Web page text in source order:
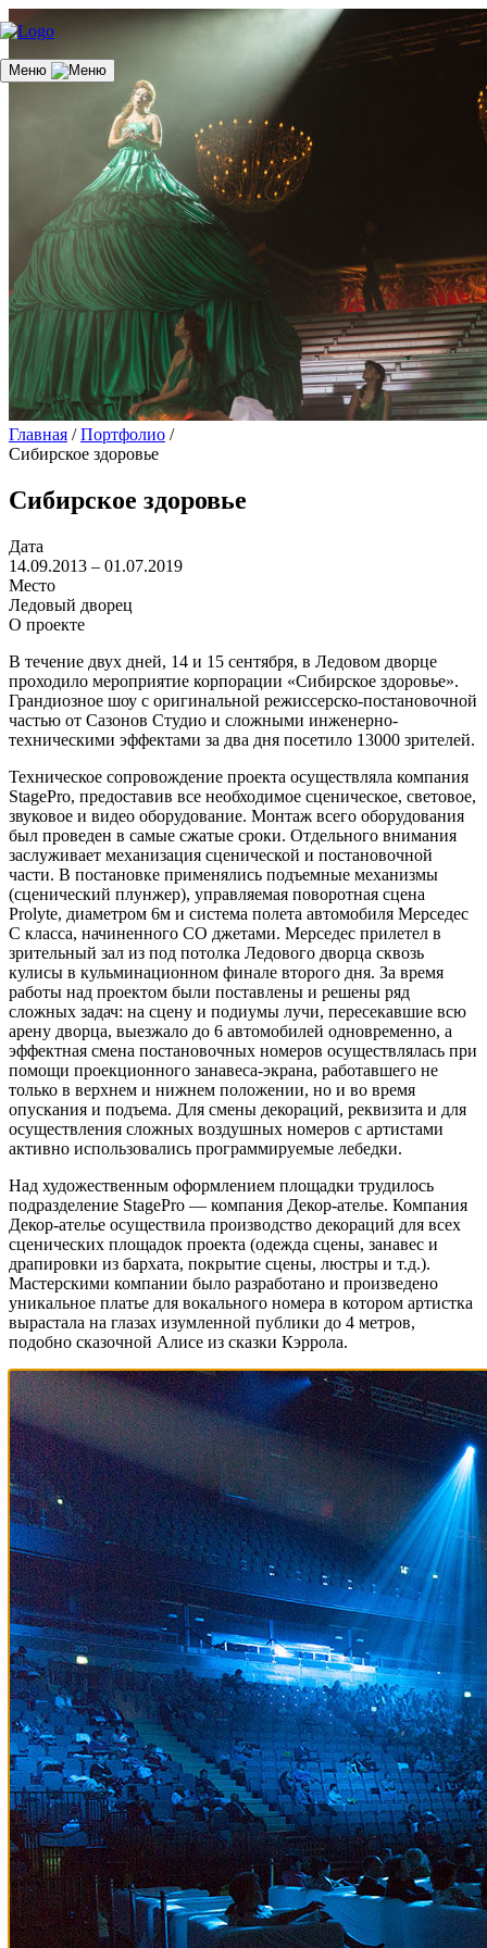
Меню
Главная / Портфолио /
Сибирское здоровье
Сибирское здоровье
Дата
14.09.2013 – 01.07.2019
Место
Ледовый дворец
О проекте
В течение двух дней, 14 и 15 сентября, в Ледовом дворце
проходило мероприятие корпорации «Сибирское здоровье».
Грандиозное шоу с оригинальной режиссерско-постановочной
частью от Сазонов Студио и сложными инженерно-
техническими эффектами за два дня посетило 13000 зрителей.
Техническое сопровождение проекта осуществляла компания
StagePro, предоставив все необходимое сценическое, световое,
звуковое и видео оборудование. Монтаж всего оборудования
был проведен в самые сжатые сроки. Отдельного внимания
заслуживает механизация сценической и постановочной
части. В постановке применялись подъемные механизмы
(сценический плунжер), управляемая поворотная сцена
Prolyte, диаметром 6м и система полета автомобиля Мерседес
С класса, начиненного CO джетами. Мерседес прилетел в
зрительный зал из под потолка Ледового дворца сквозь
кулисы в кульминационном финале второго дня. За время
работы над проектом были поставлены и решены ряд
сложных задач: на сцену и подиумы лучи, пересекавшие всю
арену дворца, выезжало до 6 автомобилей одновременно, а
эффектная смена постановочных номеров осуществлялась при
помощи проекционного занавеса-экрана, работавшего не
только в верхнем и нижнем положении, но и во время
опускания и подъема. Для смены декораций, реквизита и для
осуществления сложных воздушных номеров с артистами
активно использовались программируемые лебедки.
Над художественным оформлением площадки трудилось
подразделение StagePro — компания Декор-ателье. Компания
Декор-ателье осуществила производство декораций для всех
сценических площадок проекта (одежда сцены, занавес и
драпировки из бархата, покрытие сцены, люстры и т.д.).
Мастерскими компании было разработано и произведено
уникальное платье для вокального номера в котором артистка
вырастала на глазах изумленной публики до 4 метров,
подобно сказочной Алисе из сказки Кэррола.